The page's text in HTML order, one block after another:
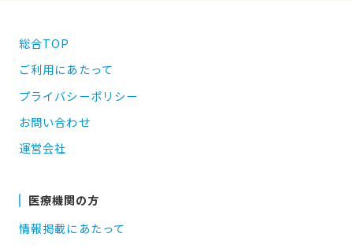
総合TOP
ご利用にあたって
プライバシーポリシー
お問い合わせ
運営会社
医療機関の方
情報掲載にあたって